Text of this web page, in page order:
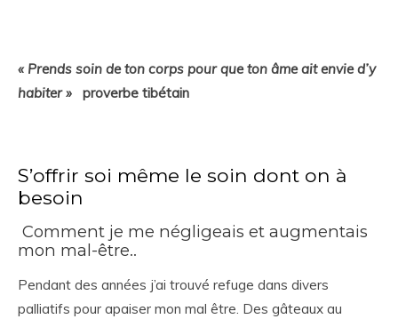
« Prends soin de ton corps pour que ton âme ait envie d’y
habiter »
proverbe tibétain
S’offrir soi même le soin dont on à
besoin
Comment je me négligeais et augmentais
mon mal-être..
Pendant des années j’ai trouvé refuge dans divers
palliatifs pour apaiser mon mal être. Des gâteaux au